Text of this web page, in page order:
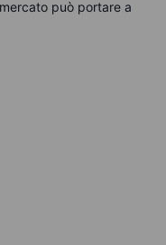
può portare a